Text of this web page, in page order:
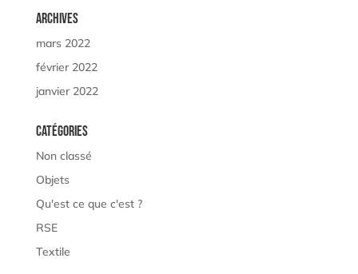
Archives
mars 2022
février 2022
janvier 2022
Catégories
Non classé
Objets
Qu'est ce que c'est ?
RSE
Textile